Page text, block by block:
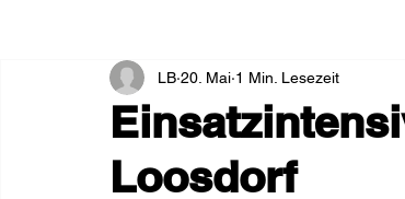
Loosdorf
LB 20. Mai 1 Min. Lesezeit